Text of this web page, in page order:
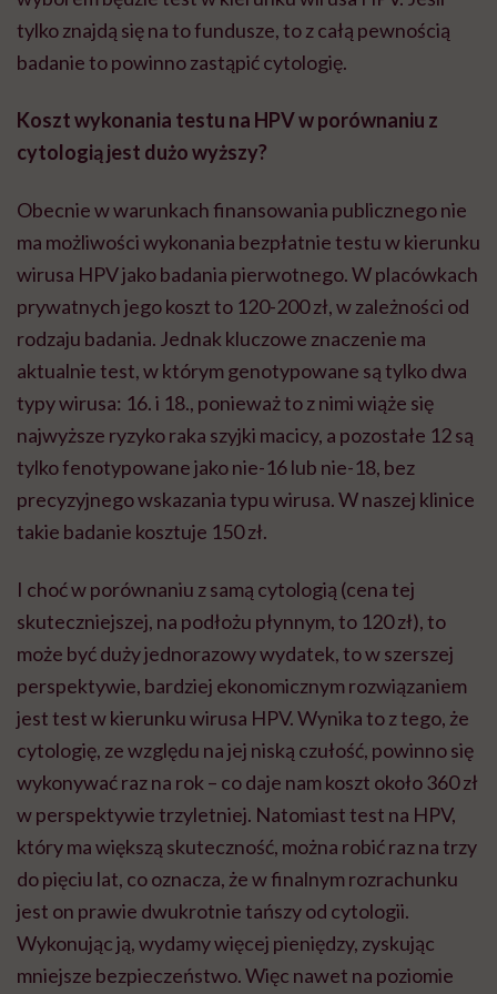
tylko znajdą się na to fundusze, to z całą pewnością
badanie to powinno zastąpić cytologię.
Koszt wykonania testu na HPV w porównaniu z
cytologią jest dużo wyższy?
Obecnie w warunkach finansowania publicznego nie
ma możliwości wykonania bezpłatnie testu w kierunku
wirusa HPV jako badania pierwotnego. W placówkach
prywatnych jego koszt to 120-200 zł, w zależności od
rodzaju badania. Jednak kluczowe znaczenie ma
aktualnie test, w którym genotypowane są tylko dwa
typy wirusa: 16. i 18., ponieważ to z nimi wiąże się
najwyższe ryzyko raka szyjki macicy, a pozostałe 12 są
tylko fenotypowane jako nie-16 lub nie-18, bez
precyzyjnego wskazania typu wirusa. W naszej klinice
takie badanie kosztuje 150 zł.
I choć w porównaniu z samą cytologią (cena tej
skuteczniejszej, na podłożu płynnym, to 120 zł), to
może być duży jednorazowy wydatek, to w szerszej
perspektywie, bardziej ekonomicznym rozwiązaniem
jest test w kierunku wirusa HPV. Wynika to z tego, że
cytologię, ze względu na jej niską czułość, powinno się
wykonywać raz na rok – co daje nam koszt około 360 zł
w perspektywie trzyletniej. Natomiast test na HPV,
który ma większą skuteczność, można robić raz na trzy
do pięciu lat, co oznacza, że w finalnym rozrachunku
jest on prawie dwukrotnie tańszy od cytologii.
Wykonując ją, wydamy więcej pieniędzy, zyskując
mniejsze bezpieczeństwo. Więc nawet na poziomie